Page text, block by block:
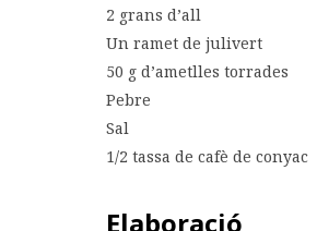
2 grans d’all
Un ramet de julivert
50 g d’ametlles torrades
Pebre
Sal
1/2 tassa de cafè de conyac
Elaboració